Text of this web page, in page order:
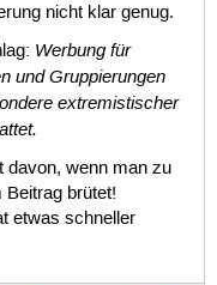
nicht klar genug.
Werbung für
und Gruppierungen
extremistischer
davon, wenn man zu
Beitrag brütet!
etwas schneller